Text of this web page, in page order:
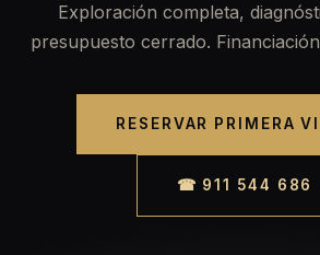
Exploración completa,
presupuesto cerrado.
RESERVAR PRIMERA
☎ 911 544 686